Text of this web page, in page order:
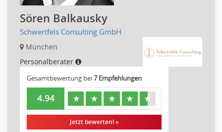
Sören Balkausky
Schwertfels Consulting GmbH
München
Personalberater
Gesamtbewertung bei7 Empfehlungen
4.94 ★ ★ ★ ★ ★
Jetzt bewerten! »